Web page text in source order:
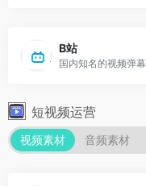
B站
短视频运营
视频素材 音频素材